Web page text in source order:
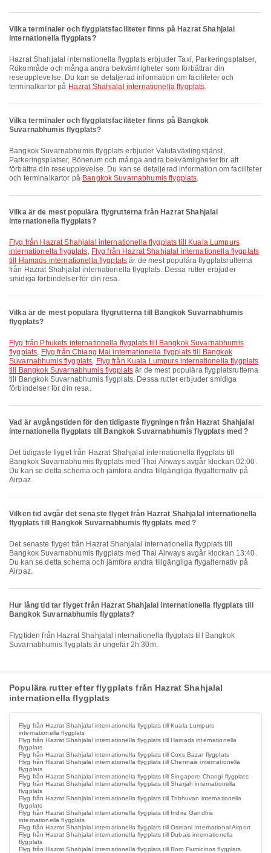
Vilka terminaler och flygplatsfaciliteter finns på Hazrat Shahjalal
internationella flygplats?
Hazrat Shahjalal internationella flygplats erbjuder Taxi, Parkeringsplatser,
Rökområde och många andra bekvämligheter som förbättrar din
reseupplevelse. Du kan se detaljerad information om faciliteter och
terminalkartor på Hazrat Shahjalal internationella flygplats.
Vilka terminaler och flygplatsfaciliteter finns på Bangkok
Suvarnabhumis flygplats?
Bangkok Suvarnabhumis flygplats erbjuder Valutaväxlingstjänst,
Parkeringsplatser, Bönerum och många andra bekvämligheter för att
förbättra din reseupplevelse. Du kan se detaljerad information om faciliteter
och terminalkartor på Bangkok Suvarnabhumis flygplats.
Vilka är de mest populära flygrutterna från Hazrat Shahjalal
internationella flygplats?
Flyg från Hazrat Shahjalal internationella flygplats till Kuala Lumpurs
internationella flygplats, Flyg från Hazrat Shahjalal internationella flygplats
till Hamads internationella flygplats är de mest populära flygplatsrutterna
från Hazrat Shahjalal internationella flygplats. Dessa rutter erbjuder
smidiga förbindelser för din resa.
Vilka är de mest populära flygrutterna till Bangkok Suvarnabhumis
flygplats?
Flyg från Phukets internationella flygplats till Bangkok Suvarnabhumis
flygplats, Flyg från Chiang Mai internationella flygplats till Bangkok
Suvarnabhumis flygplats, Flyg från Kuala Lumpurs internationella flygplats
till Bangkok Suvarnabhumis flygplats är de mest populära flygplatsrutterna
till Bangkok Suvarnabhumis flygplats. Dessa rutter erbjuder smidiga
förbindelser för din resa.
Vad är avgångstiden för den tidigaste flygningen från Hazrat Shahjalal
internationella flygplats till Bangkok Suvarnabhumis flygplats med ?
Det tidigaste flyget från Hazrat Shahjalal internationella flygplats till
Bangkok Suvarnabhumis flygplats med Thai Airways avgår klockan 02:00.
Du kan se detta schema och jämföra andra tillgängliga flygalternativ på
Airpaz.
Vilken tid avgår det senaste flyget från Hazrat Shahjalal internationella
flygplats till Bangkok Suvarnabhumis flygplats med ?
Det senaste flyget från Hazrat Shahjalal internationella flygplats till
Bangkok Suvarnabhumis flygplats med Thai Airways avgår klockan 13:40.
Du kan se detta schema och jämföra andra tillgängliga flygalternativ på
Airpaz.
Hur lång tid tar flyget från Hazrat Shahjalal internationella flygplats till
Bangkok Suvarnabhumis flygplats?
Flygtiden från Hazrat Shahjalal internationella flygplats till Bangkok
Suvarnabhumis flygplats är ungefär 2h 30m.
Populära rutter efter flygplats från Hazrat Shahjalal
internationella flygplats
Flyg från Hazrat Shahjalal internationella flygplats till Kuala Lumpurs
internationella flygplats
Flyg från Hazrat Shahjalal internationella flygplats till Hamads internationella
flygplats
Flyg från Hazrat Shahjalal internationella flygplats till Coxs Bazar flygplats
Flyg från Hazrat Shahjalal internationella flygplats till Chennais internationella
flygplats
Flyg från Hazrat Shahjalal internationella flygplats till Singapore Changi flygplats
Flyg från Hazrat Shahjalal internationella flygplats till Sharjah internationella
flygplats
Flyg från Hazrat Shahjalal internationella flygplats till Tribhuvan internationella
flygplats
Flyg från Hazrat Shahjalal internationella flygplats till Indira Gandhis
internationella flygplats
Flyg från Hazrat Shahjalal internationella flygplats till Osmani International Airport
Flyg från Hazrat Shahjalal internationella flygplats till Dubais internationella
flygplats
Flyg från Hazrat Shahjalal internationella flygplats till Rom Fiumicinos flygplats